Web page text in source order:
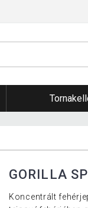
GORILLA
Koncentrált